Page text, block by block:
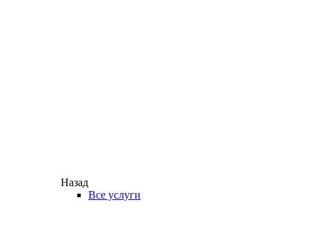
Назад
Все услуги